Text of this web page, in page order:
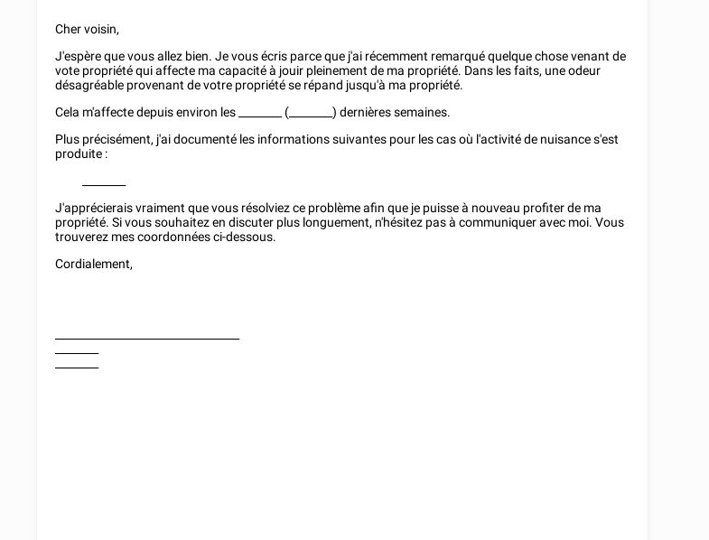
Cher voisin,
J'espère que vous allez bien. Je vous écris parce que j'ai récemment remarqué quelque chose venant de
vote propriété qui affecte ma capacité à jouir pleinement de ma propriété. Dans les faits, une odeur
désagréable provenant de votre propriété se répand jusqu'à ma propriété.
Cela m'affecte depuis environ les ________ ( ________) dernières semaines.
Plus précisément, j'ai documenté les informations suivantes pour les cas où l'activité de nuisance s'est
produite :
J'apprécierais vraiment que vous résolviez ce problème afin que je puisse à nouveau profiter de ma
propriété. Si vous souhaitez en discuter plus longuement, n'hésitez pas à communiquer avec moi. Vous
trouverez mes coordonnées ci-dessous.
Cordialement,